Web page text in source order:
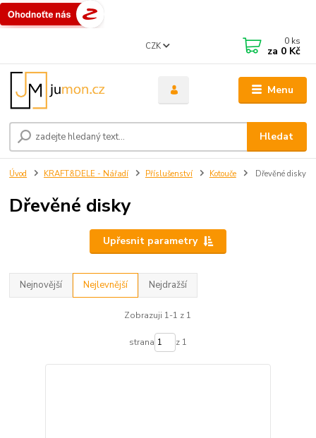
Menu
CZK
Hledat
0 ks
za 0 Kč
Úvod KRAFT&DELE - Nářadí Příslušenství Kotouče Dřevěné disky
Dřevěné disky
Upřesnit parametry
Nejnovější Nejlevnější Nejdražší
Zobrazuji 1-1 z 1
strana z 1